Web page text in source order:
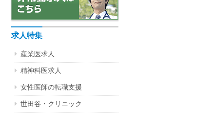
求人特集
産業医求人
精神科医求人
女性医師の転職支援
世田谷・クリニック